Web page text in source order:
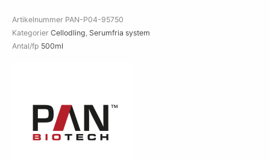
Defined
Components
for
Artikelnummer PAN-P04-95750
Kategorier Cellodling, Serumfria system
Antal/fp 500ml